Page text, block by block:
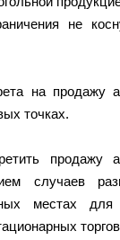
не
на продажу
точках.
продажу
случаев
местах для